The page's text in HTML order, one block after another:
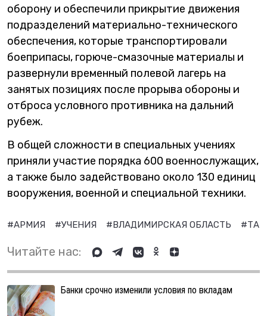
оборону и обеспечили прикрытие движения
подразделений материально-технического
обеспечения, которые транспортировали
боеприпасы, горюче-смазочные материалы и
развернули временный полевой лагерь на
занятых позициях после прорыва обороны и
отброса условного противника на дальний
рубеж.
В общей сложности в специальных учениях
приняли участие порядка 600 военнослужащих,
а также было задействовано около 130 единиц
вооружения, военной и специальной техники.
#АРМИЯ #УЧЕНИЯ #ВЛАДИМИРСКАЯ ОБЛАСТЬ
Читайте нас:
Банки срочно изменили условия по вкладам